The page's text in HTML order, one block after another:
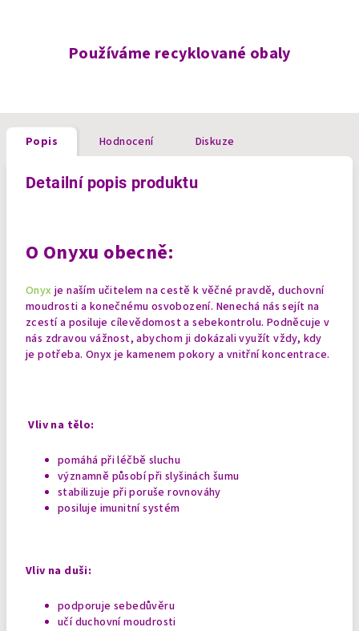
Používáme recyklované obaly
Popis Hodnocení Diskuze
Detailní popis produktu
O Onyxu obecně:
Onyx je naším učitelem na cestě k věčné pravdě, duchovní
moudrosti a konečnému osvobození. Nenechá nás sejít na
zcestí a posiluje cílevědomost a sebekontrolu. Podněcuje v
nás zdravou vážnost, abychom ji dokázali využít vždy, kdy
je potřeba. Onyx je kamenem pokory a vnitřní koncentrace.
Vliv na tělo:
pomáhá při léčbě sluchu
významně působí při slyšinách šumu
stabilizuje při poruše rovnováhy
posiluje imunitní systém
Vliv na duši:
podporuje sebedůvěru
učí duchovní moudrosti